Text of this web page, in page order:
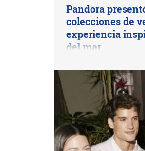
Pandora
colecciones de
experiencia
del mar